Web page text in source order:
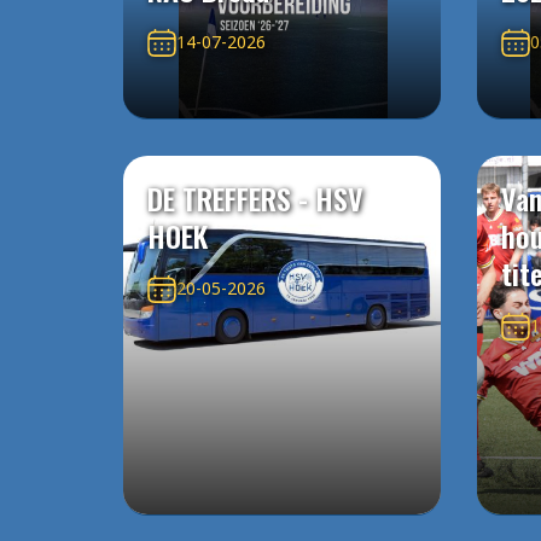
14-07-2026
DE TREFFERS - HSV
HOEK
20-05-2026